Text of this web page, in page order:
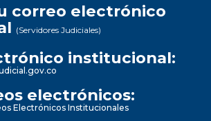
correo electrónico
(Servidores Judiciales)
institucional:
electrónicos:
Electrónicos Institucionales